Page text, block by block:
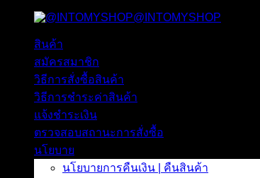
เนื้อหา
@INTOMYSHOP
สินค้า
สมัครสมาชิก
วิธีการสั่งซื้อสินค้า
วิธีการชำระค่าสินค้า
แจ้งชำระเงิน
ตรวจสอบสถานะการสั่งซื้อ
นโยบาย
นโยบายการคืนเงิน | คืนสินค้า